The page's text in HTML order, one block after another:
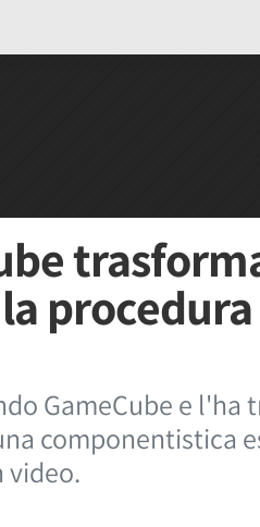
GameCube e l'ha
componentistica
video.